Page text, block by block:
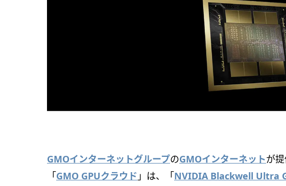
GMOインターネットグループのGMOインターネットが
「GMO GPUクラウド 」は、「NVIDIA Blackwell Ultra